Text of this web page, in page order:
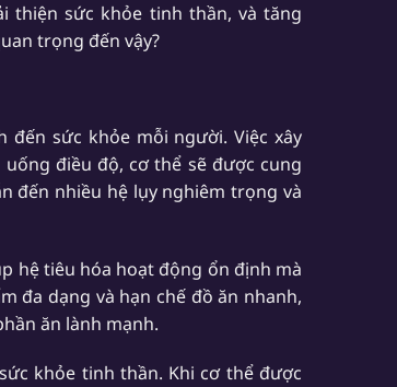
thiện sức khỏe tinh thần, và tăng
trọng đến vậy?
đến sức khỏe mỗi người. Việc xây
điều độ, cơ thể sẽ được cung
đến nhiều hệ lụy nghiêm trọng và
hệ tiêu hóa hoạt động ổn định mà
đa dạng và hạn chế đồ ăn nhanh,
ăn lành mạnh.
khỏe tinh thần. Khi cơ thể được